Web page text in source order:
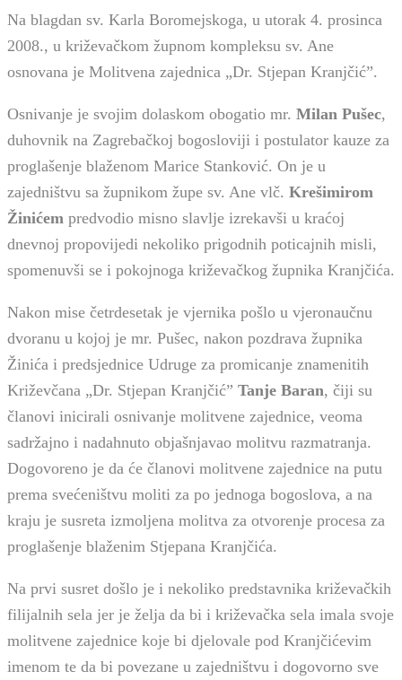
Na blagdan sv. Karla Boromejskoga, u utorak 4. prosinca
2008., u križevačkom župnom kompleksu sv. Ane
osnovana je Molitvena zajednica „Dr. Stjepan Kranjčić”.
Osnivanje je svojim dolaskom obogatio mr. Milan Pušec,
duhovnik na Zagrebačkoj bogosloviji i postulator kauze za
proglašenje blaženom Marice Stanković. On je u
zajedništvu sa župnikom župe sv. Ane vlč. Krešimirom
Žinićem predvodio misno slavlje izrekavši u kraćoj
dnevnoj propovijedi nekoliko prigodnih poticajnih misli,
spomenuvši se i pokojnoga križevačkog župnika Kranjčića.
Nakon mise četrdesetak je vjernika pošlo u vjeronaučnu
dvoranu u kojoj je mr. Pušec, nakon pozdrava župnika
Žinića i predsjednice Udruge za promicanje znamenitih
Križevčana „Dr. Stjepan Kranjčić” Tanje Baran, čiji su
članovi inicirali osnivanje molitvene zajednice, veoma
sadržajno i nadahnuto objašnjavao molitvu razmatranja.
Dogovoreno je da će članovi molitvene zajednice na putu
prema svećeništvu moliti za po jednoga bogoslova, a na
kraju je susreta izmoljena molitva za otvorenje procesa za
proglašenje blaženim Stjepana Kranjčića.
Na prvi susret došlo je i nekoliko predstavnika križevačkih
filijalnih sela jer je želja da bi i križevačka sela imala svoje
molitvene zajednice koje bi djelovale pod Kranjčićevim
imenom te da bi povezane u zajedništvu i dogovorno sve